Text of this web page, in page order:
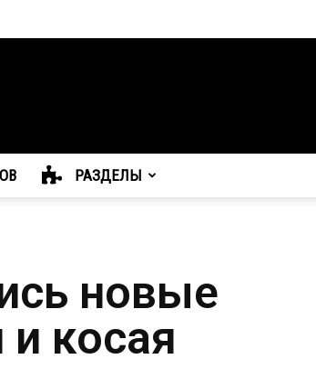
РАЗДЕЛЫ
новые
косая